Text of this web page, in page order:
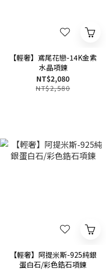
【輕奢】鳶尾花戀-14K金紫
水晶項鍊
NT$2,080
NT$2,580
【輕奢】阿提米斯-925純銀
蛋白石/彩色鋯石項鍊